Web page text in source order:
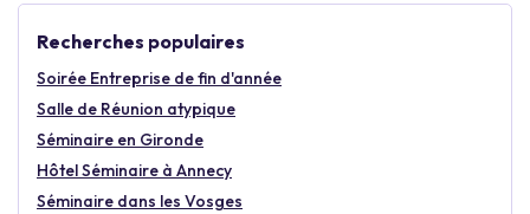
Recherches populaires
Soirée Entreprise de fin d'année
Salle de Réunion atypique
Séminaire en Gironde
Hôtel Séminaire à Annecy
Séminaire dans les Vosges